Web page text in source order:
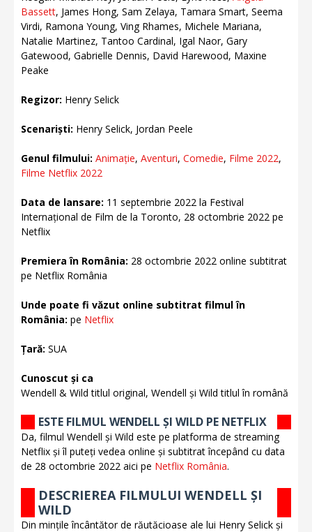
Bassett, James Hong, Sam Zelaya, Tamara Smart, Seema
Virdi, Ramona Young, Ving Rhames, Michele Mariana,
Natalie Martinez, Tantoo Cardinal, Igal Naor, Gary
Gatewood, Gabrielle Dennis, David Harewood, Maxine
Peake
Regizor: Henry Selick
Scenariști: Henry Selick, Jordan Peele
Genul filmului: Animație, Aventuri, Comedie, Filme 2022,
Filme Netflix 2022
Data de lansare: 11 septembrie 2022 la Festival
Internațional de Film de la Toronto, 28 octombrie 2022 pe
Netflix
Premiera în România: 28 octombrie 2022 online subtitrat
pe Netflix România
Unde poate fi văzut online subtitrat filmul în
România: pe Netflix
Țară: SUA
Cunoscut și ca
Wendell & Wild titlul original, Wendell și Wild titlul în română
ESTE FILMUL WENDELL ȘI WILD PE NETFLIX
Da, filmul Wendell și Wild este pe platforma de streaming
Netflix și îl puteți vedea online și subtitrat începând cu data
de 28 octombrie 2022 aici pe Netflix România.
DESCRIEREA FILMULUI WENDELL ȘI
WILD
Din mințile încântător de răutăcioase ale lui Henry Selick și